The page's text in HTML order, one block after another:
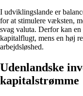
I udviklingslande er
for at stimulere væksten,
svag valuta. Derfor kan
kapitalflugt, mens en høj
arbejdsløshed.
Udenlandske
kapitalstrømme